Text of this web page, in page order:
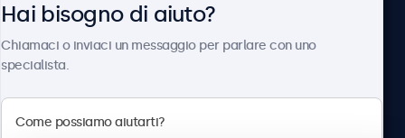
Hai bisogno di aiuto?
Chiamaci o inviaci un messaggio per parlare con uno
specialista.